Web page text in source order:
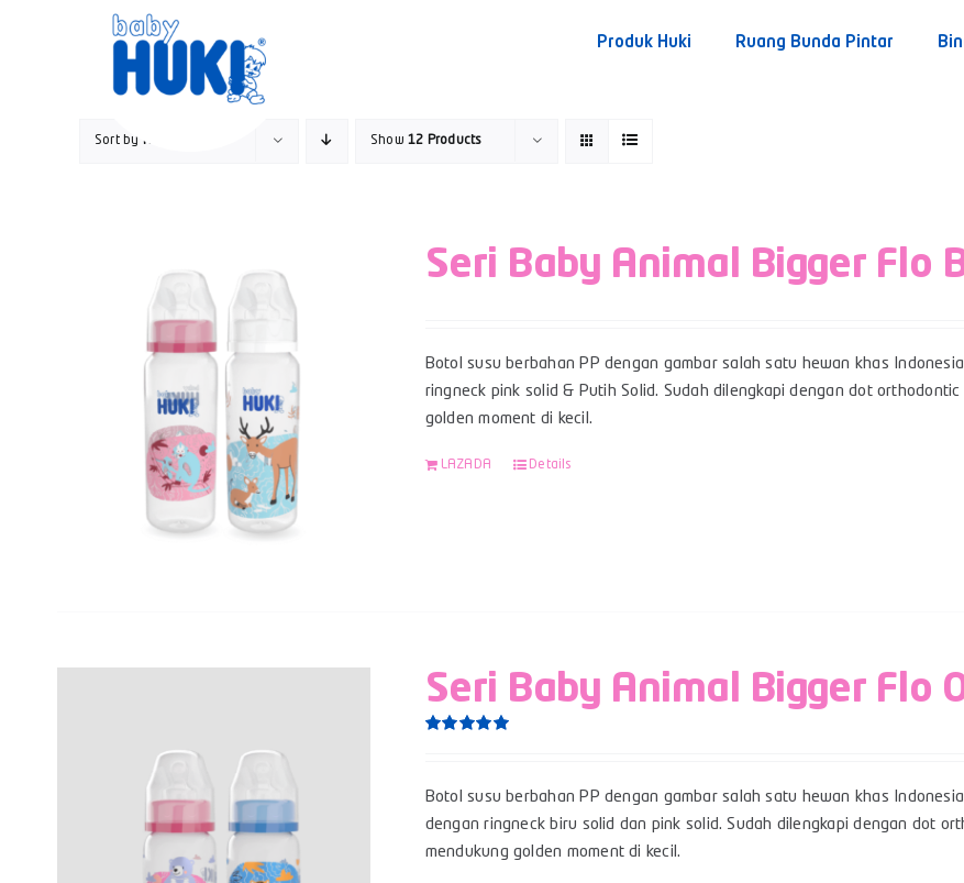
Produk Huki Ruang Bunda Pintar
Sort by Name Show12 Products
Seri Baby Animal Bigger Flo
Botol susu berbahan PP dengan gambar salah satu hewan khas
ringneck pink solid & Putih Solid. Sudah dilengkapi dengan dot
golden moment di kecil.
LAZADA Details
Seri Baby Animal Bigger Flo
Botol susu berbahan PP dengan gambar salah satu hewan khas
dengan ringneck biru solid dan pink solid. Sudah dilengkapi dengan dot
mendukung golden moment di kecil.